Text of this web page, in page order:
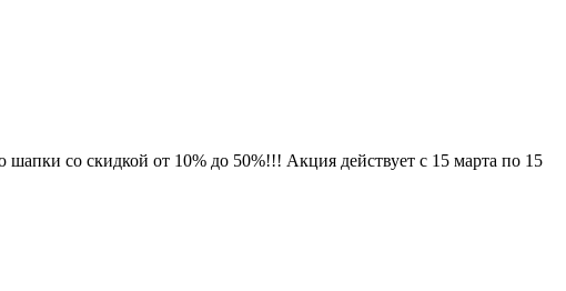
со скидкой от 10% до 50%!!! Акция действует с 15 марта по 15